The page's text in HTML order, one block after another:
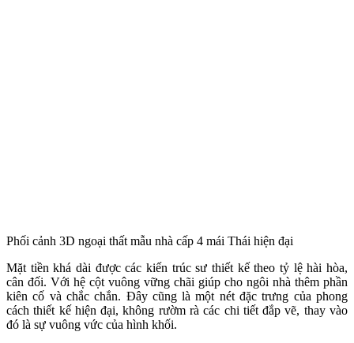
Phối cảnh 3D ngoại thất mẫu nhà cấp 4 mái Thái hiện đại
Mặt tiền khá dài được các kiến trúc sư thiết kế theo tỷ lệ hài hòa,
cân đối. Với hệ cột vuông vững chãi giúp cho ngôi nhà thêm phần
kiên cố và chắc chắn. Đây cũng là một nét đặc trưng của phong
cách thiết kế hiện đại, không rườm rà các chi tiết đắp vẽ, thay vào
đó là sự vuông vức của hình khối.